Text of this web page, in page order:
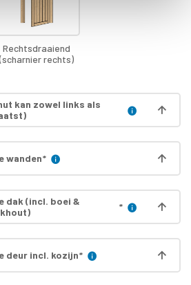
Rechtsdraaiend
rechts)
kan zowel links als
wanden*
dak (incl. boei &
*
deur incl. kozijn*